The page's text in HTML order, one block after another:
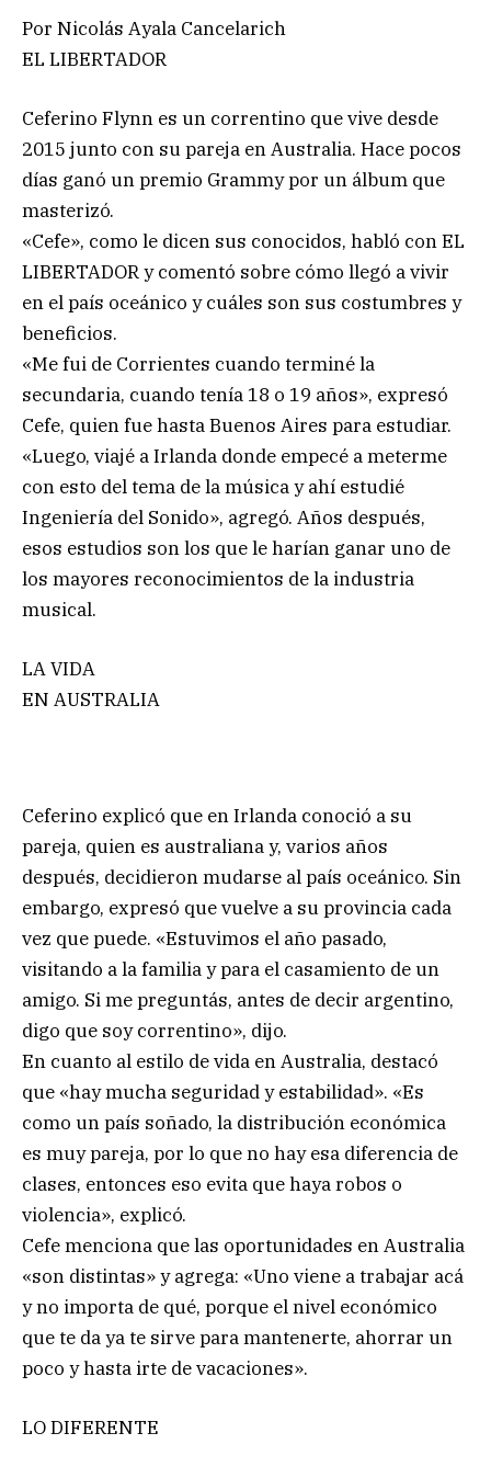
Por Nicolás Ayala Cancelarich
EL LIBERTADOR
Ceferino Flynn es un correntino que vive desde
2015 junto con su pareja en Australia. Hace pocos
días ganó un premio Grammy por un álbum que
masterizó.
«Cefe», como le dicen sus conocidos, habló con EL
LIBERTADOR y comentó sobre cómo llegó a vivir
en el país oceánico y cuáles son sus costumbres y
beneficios.
«Me fui de Corrientes cuando terminé la
secundaria, cuando tenía 18 o 19 años», expresó
Cefe, quien fue hasta Buenos Aires para estudiar.
«Luego, viajé a Irlanda donde empecé a meterme
con esto del tema de la música y ahí estudié
Ingeniería del Sonido», agregó. Años después,
esos estudios son los que le harían ganar uno de
los mayores reconocimientos de la industria
musical.
LA VIDA
EN AUSTRALIA
Ceferino explicó que en Irlanda conoció a su
pareja, quien es australiana y, varios años
después, decidieron mudarse al país oceánico. Sin
embargo, expresó que vuelve a su provincia cada
vez que puede. «Estuvimos el año pasado,
visitando a la familia y para el casamiento de un
amigo. Si me preguntás, antes de decir argentino,
digo que soy correntino», dijo.
En cuanto al estilo de vida en Australia, destacó
que «hay mucha seguridad y estabilidad». «Es
como un país soñado, la distribución económica
es muy pareja, por lo que no hay esa diferencia de
clases, entonces eso evita que haya robos o
violencia», explicó.
Cefe menciona que las oportunidades en Australia
«son distintas» y agrega: «Uno viene a trabajar acá
y no importa de qué, porque el nivel económico
que te da ya te sirve para mantenerte, ahorrar un
poco y hasta irte de vacaciones».
LO DIFERENTE